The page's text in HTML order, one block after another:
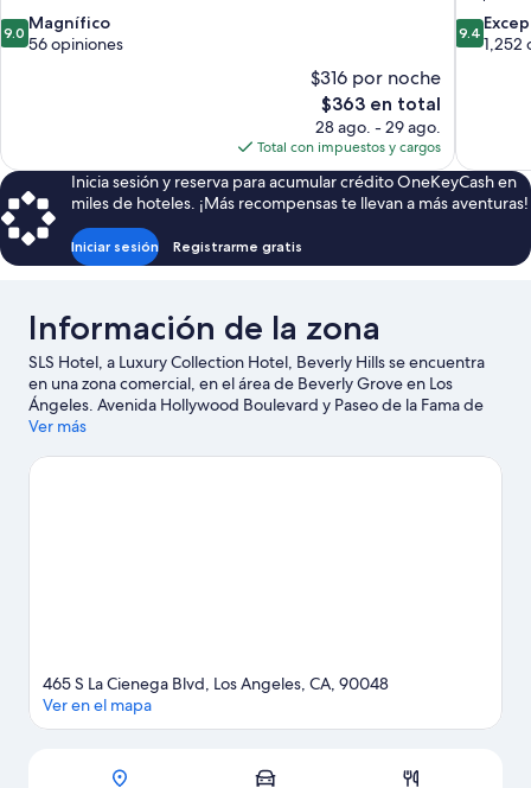
9.0
de
9.0 Magnífico
56 opiniones
$316 por noche
El
precio
actual
es
de
$363
$363 en total
28 ago. - 29 ago.
Total con impuestos y cargos
9.4
de
9.4
1,252
Inicia sesión y reserva para acumular crédito OneKeyCash en
miles de hoteles. ¡Más recompensas te llevan a más aventuras!
Iniciar sesión Registrarme gratis
Información de la zona
SLS Hotel, a Luxury Collection Hotel, Beverly Hills se encuentra
en una zona comercial, en el área de Beverly Grove en Los
Ángeles. Avenida Hollywood Boulevard y Paseo de la Fama de
Hollywood son lugares emblemáticos, y la belleza natural del
Venice. ¿Quieres asistir a un evento o partido? Échale un vistazo
Ver más
Sección del mapa
465 S La Cienega Blvd, Los Angeles, CA, 90048
Ver en el mapa